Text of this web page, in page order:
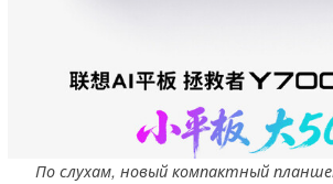
По слухам, новый компактный